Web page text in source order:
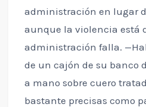
administración en lugar
aunque la violencia está
administración falla.
de un cajón de su banco
a mano sobre cuero
bastante precisas como